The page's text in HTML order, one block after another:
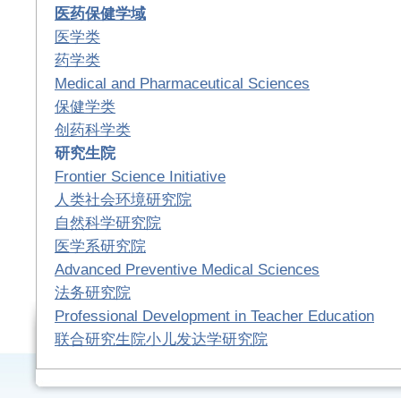
医药保健学域
医学类
药学类
Medical and Pharmaceutical Sciences
保健学类
创药科学类
研究生院
Frontier Science Initiative
人类社会环境研究院
自然科学研究院
医学系研究院
Advanced Preventive Medical Sciences
法务研究院
Professional Development in Teacher Education
联合研究生院小儿发达学研究院